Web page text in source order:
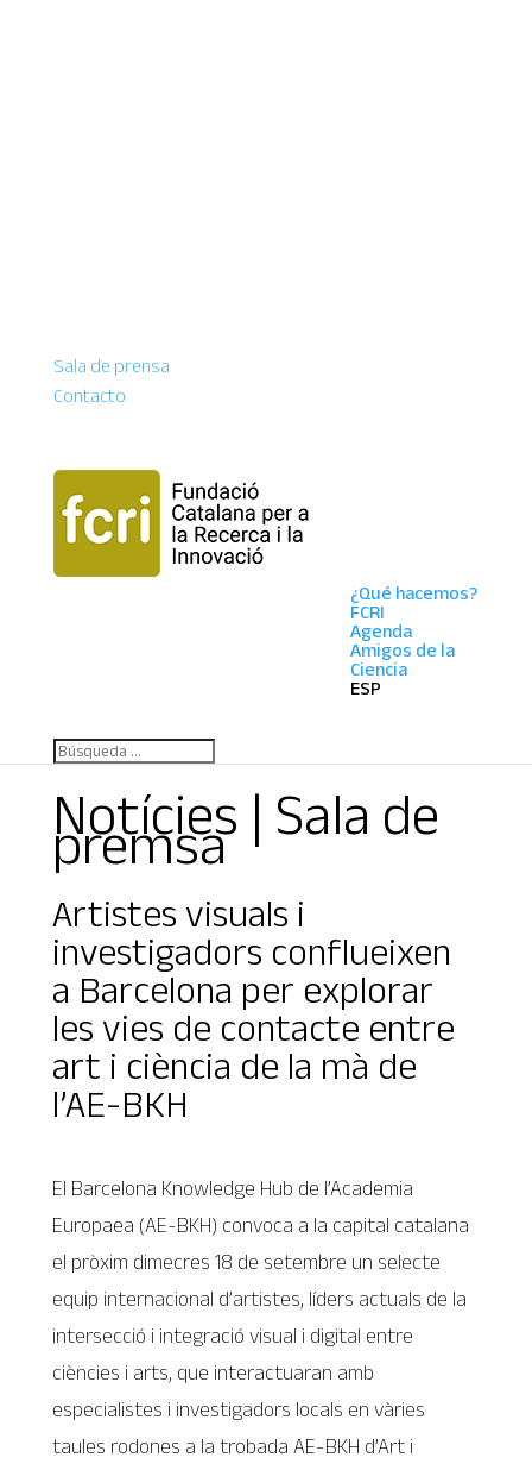
Sala de prensa
Contacto
¿Qué hacemos?
FCRI
Agenda
Amigos de la
Ciencia
ESP
Notícies | Sala de
premsa
Artistes visuals i
investigadors conflueixen
a Barcelona per explorar
les vies de contacte entre
art i ciència de la mà de
l’AE-BKH
El Barcelona Knowledge Hub de l’Academia
Europaea (AE-BKH) convoca a la capital catalana
el pròxim dimecres 18 de setembre un selecte
equip internacional d’artistes, líders actuals de la
intersecció i integració visual i digital entre
ciències i arts, que interactuaran amb
especialistes i investigadors locals en vàries
taules rodones a la trobada AE-BKH d’Art i